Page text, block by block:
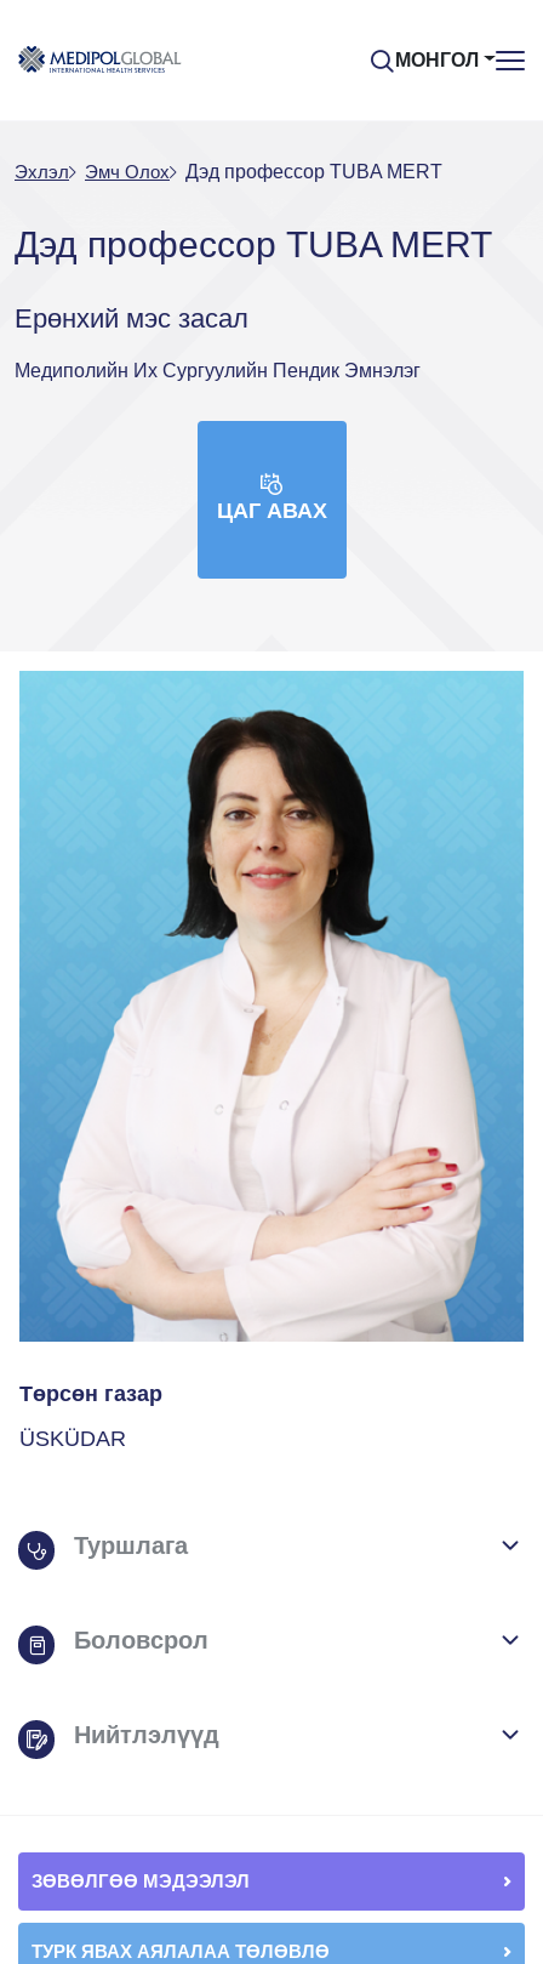
МОНГОЛ
Эхлэл Эмч Oлох Дэд профессор TUBA MERT
Дэд профессор TUBA MERT
Eрөнхий мэс засал
Медиполийн Их Сургуулийн Пендик Эмнэлэг
ЦАГ АВАХ
Төрсөн газар
ÜSKÜDAR
Туршлага
Боловсрол
Нийтлэлүүд
ЗӨВӨЛГӨӨ МЭДЭЭЛЭЛ
ТУРК ЯВАХ АЯЛАЛАА ТӨЛӨВЛӨ